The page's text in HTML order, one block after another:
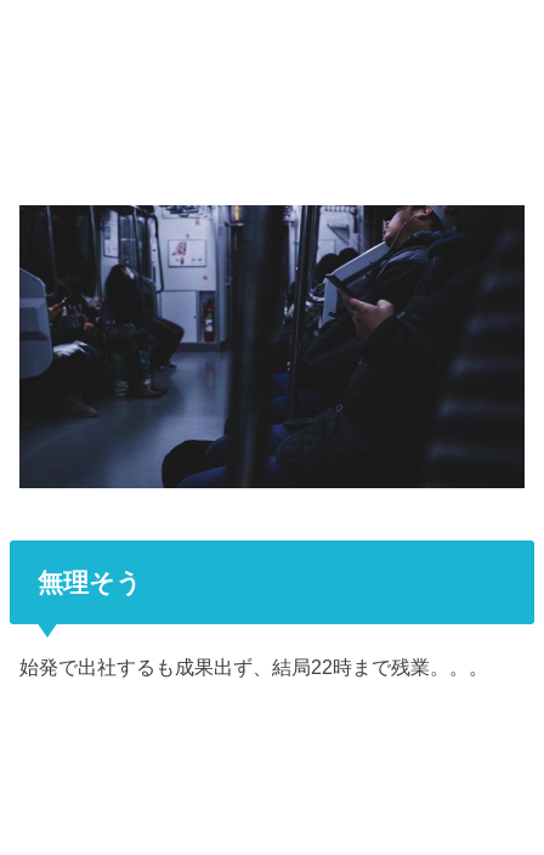
無理そう
始発で出社するも成果出ず、結局22時まで残業。。。